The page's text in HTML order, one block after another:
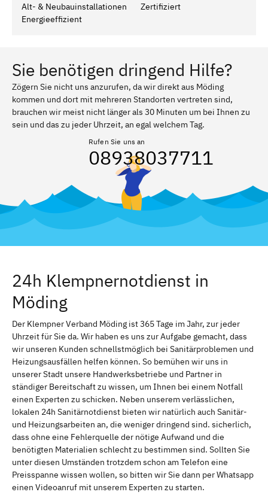
Alt- & Neubauinstallationen
Zertifiziert
Energieeffizient
Sie benötigen dringend Hilfe?
Zögern Sie nicht uns anzurufen, da wir direkt aus Möding
kommen und dort mit mehreren Standorten vertreten sind,
brauchen wir meist nicht länger als 30 Minuten um bei Ihnen zu
sein und das zu jeder Uhrzeit, an egal welchem Tag.
Rufen Sie uns an
08938037711
24h Klempnernotdienst in
Möding
Der Klempner Verband Möding ist 365 Tage im Jahr, zur jeder
Uhrzeit für Sie da. Wir haben es uns zur Aufgabe gemacht, dass
wir unseren Kunden schnellstmöglich bei Sanitärproblemen und
Heizungsausfällen helfen können. So bemühen wir uns in
unserer Stadt unsere Handwerksbetriebe und Partner in
ständiger Bereitschaft zu wissen, um Ihnen bei einem Notfall
einen Experten zu schicken. Neben unserem verlässlichen,
lokalen 24h Sanitärnotdienst bieten wir natürlich auch Sanitär-
und Heizungsarbeiten an, die weniger dringend sind. sicherlich,
dass ohne eine Fehlerquelle der nötige Aufwand und die
benötigten Materialien schlecht zu bestimmen sind. Sollten Sie
unter diesen Umständen trotzdem schon am Telefon eine
Preisspanne wissen wollen, so bitten wir Sie dann per Whatsapp
einen Videoanruf mit unserem Experten zu starten.